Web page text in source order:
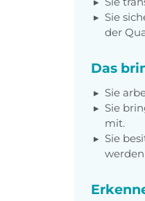
Sie
der
Das
Sie
Sie
mit.
Sie